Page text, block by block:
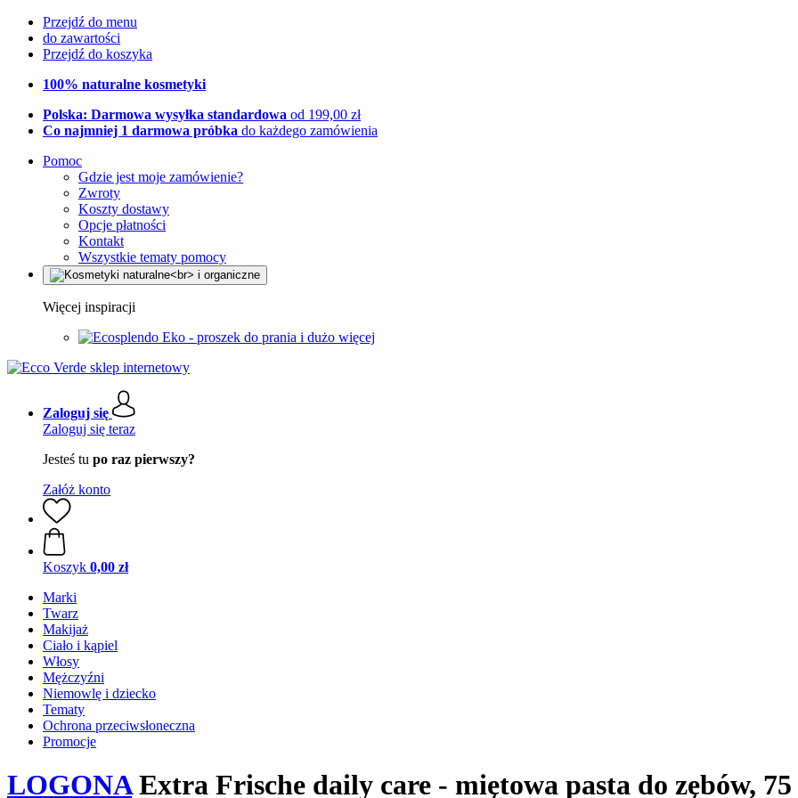
Przejdź do menu
do zawartości
Przejdź do koszyka
100% naturalne kosmetyki
Polska: Darmowa wysyłka standardowa od 199,00 zł
Co najmniej 1 darmowa próbka do każdego zamówienia
Pomoc
Gdzie jest moje zamówienie?
Zwroty
Koszty dostawy
Opcje płatności
Kontakt
Wszystkie tematy pomocy
Więcej inspiracji
Eko - proszek do prania i dużo więcej
Zaloguj się
Zaloguj się teraz
Jesteś tu po raz pierwszy?
Załóż konto
Koszyk 0,00 zł
Marki
Twarz
Makijaż
Ciało i kąpiel
Włosy
Mężczyźni
Niemowlę i dziecko
Tematy
Ochrona przeciwsłoneczna
Promocje
LOGONAExtra Frische daily care - miętowa pasta do zębów,